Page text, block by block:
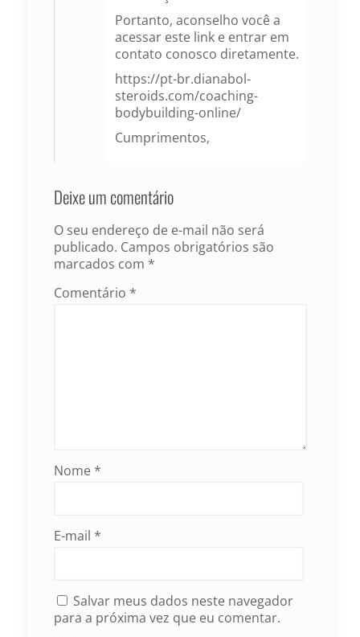
Portanto, aconselho você a
acessar este link e entrar em
contato conosco diretamente.
https://pt-br.dianabol-
steroids.com/coaching-
bodybuilding-online/
Cumprimentos,
Deixe um comentário
O seu endereço de e-mail não será
publicado. Campos obrigatórios são
marcados com *
Comentário *
Nome *
E-mail *
Salvar meus dados neste navegador
para a próxima vez que eu comentar.